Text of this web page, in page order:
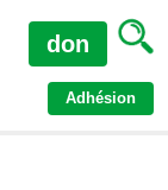
Adhésion
don